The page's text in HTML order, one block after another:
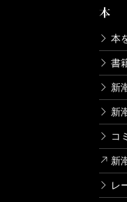
本
本
書
新
新
コ
新
レ